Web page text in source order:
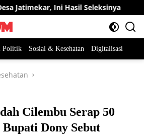
Ini Hasil Seleksinya
Politik Sosial & Kesehatan Digitalisasi
Cilembu Serap 50
Dony Sebut